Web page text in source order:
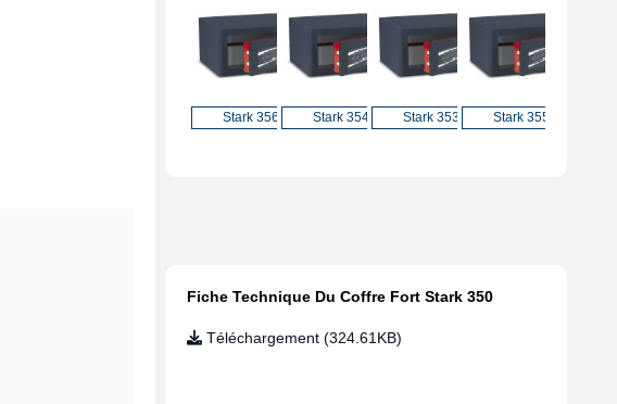
Stark 351 Stark 356 Stark 354 Stark 353
Fiche Technique Du Coffre Fort Stark 350
Téléchargement (324.61KB)